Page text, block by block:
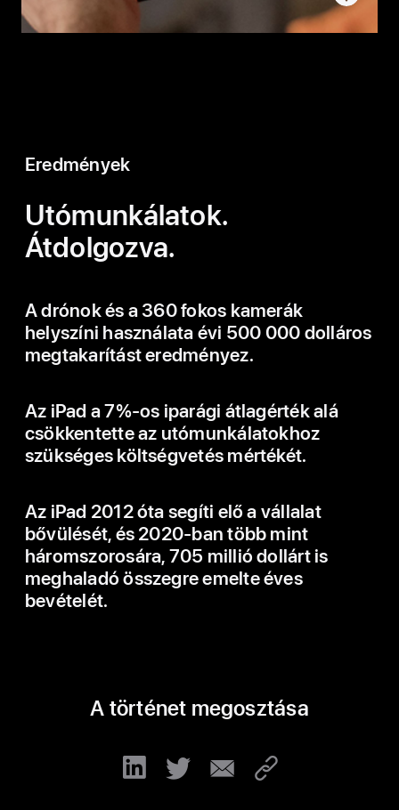
a
Eredmények
Utómunkálatok.
Átdolgozva.
A drónok és a 360 fokos kamerák
helyszíni használata évi 500 000 dolláros
megtakarítást eredményez.
Az iPad a 7%-os iparági átlagérték alá
csökkentette az utómunkálatokhoz
szükséges költségvetés mértékét.
Az iPad 2012 óta segíti elő a vállalat
bővülését, és 2020-ban több mint
háromszorosára, 705 millió dollárt is
meghaladó összegre emelte éves
bevételét.
A történet megosztása